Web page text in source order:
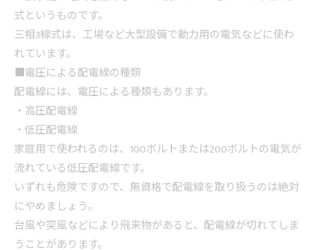
式というものです。
三相3線式は、工場など大型設備で動力用の電気などに使わ
れています。
■電圧による配電線の種類
配電線には、電圧による種類もあります。
・高圧配電線
・低圧配電線
家庭用で使われるのは、100ボルトまたは200ボルトの電気が
流れている低圧配電線です。
いずれも危険ですので、無資格で配電線を取り扱うのは絶対
にやめましょう。
台風や突風などにより飛来物があると、配電線が切れてしま
うことがあります。